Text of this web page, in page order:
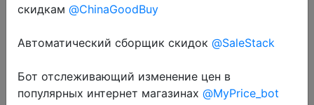
EarlyBirds
Перейти в магазин
скидкам @ChinaGoodBuy
Автоматический сборщик скидок @SaleStack
Бот отслеживающий изменение цен в
популярных интернет магазинах @MyPrice_bot